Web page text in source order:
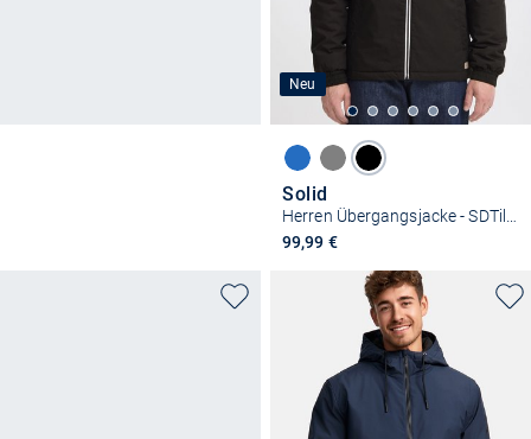
Neu
Solid
Herren Übergangsjacke - SDTilak
99,99 €